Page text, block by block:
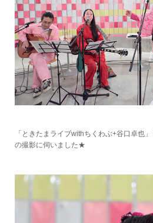
「ときたまライブwithちくわぶ+谷口卓也」
の撮影に伺いました★